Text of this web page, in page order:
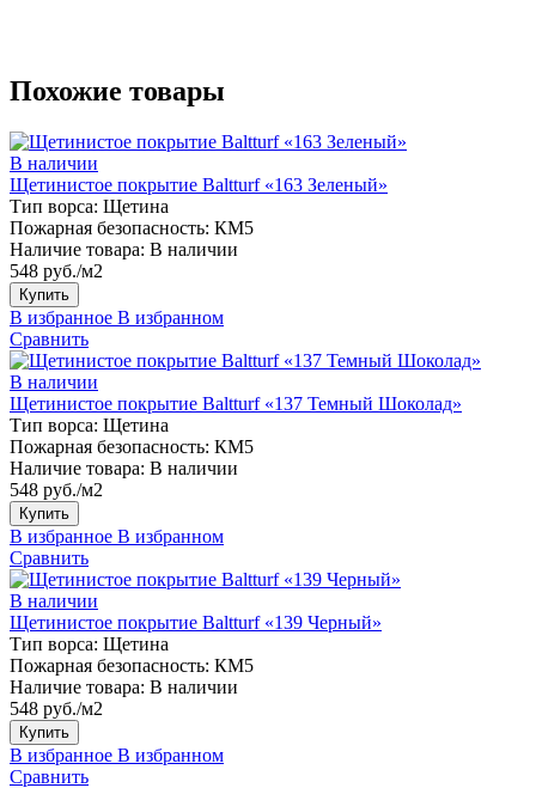
Похожие товары
В наличии
Щетинистое покрытие Baltturf «163 Зеленый»
Тип ворса: Щетина
Пожарная безопасность: КМ5
Наличие товара: В наличии
548 руб./м2
Купить
В избранное В избранном
Сравнить
В наличии
Щетинистое покрытие Baltturf «137 Темный Шоколад»
Тип ворса: Щетина
Пожарная безопасность: КМ5
Наличие товара: В наличии
548 руб./м2
Купить
В избранное В избранном
Сравнить
В наличии
Щетинистое покрытие Baltturf «139 Черный»
Тип ворса: Щетина
Пожарная безопасность: КМ5
Наличие товара: В наличии
548 руб./м2
Купить
В избранное В избранном
Сравнить